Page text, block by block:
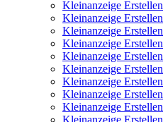
Kleinanzeige Erstellen
Kleinanzeige Erstellen
Kleinanzeige Erstellen
Kleinanzeige Erstellen
Kleinanzeige Erstellen
Kleinanzeige Erstellen
Kleinanzeige Erstellen
Kleinanzeige Erstellen
Kleinanzeige Erstellen
Kleinanzeige Erstellen